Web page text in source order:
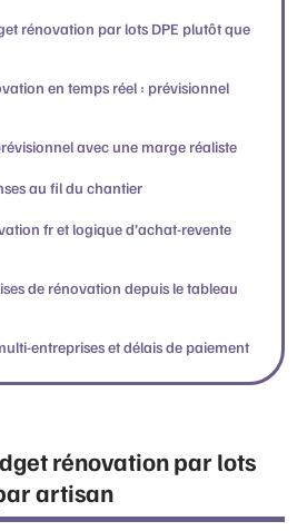
rénovation par lots DPE plutôt que
en temps réel : prévisionnel
avec une marge réaliste
au fil du chantier
fr et logique d’achat-revente
de rénovation depuis le tableau
entreprises et délais de paiement
rénovation par lots
artisan